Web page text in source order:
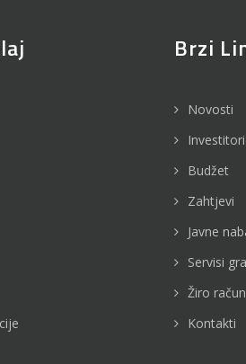
Brzi
Novosti
Investitori
Budžet
Zahtjevi
Javne
Servisi
Žiro račun
Kontakti